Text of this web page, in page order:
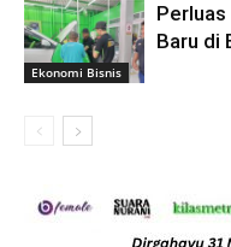
Ekonomi Bisnis
Baru di